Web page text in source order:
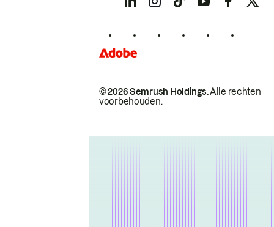
© 2026 Semrush Holdings.Alle rechten
voorbehouden.